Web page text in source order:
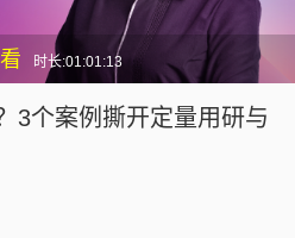
时长:01:01:13
3个案例撕开定量用研与